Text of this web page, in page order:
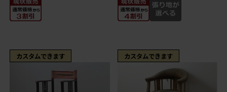
カスタムできます カスタムできます